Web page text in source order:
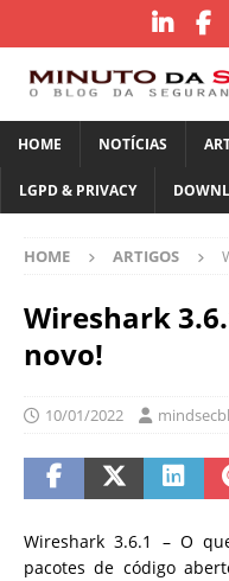
HOME NOTÍCIAS
LGPD & PRIVACY
HOME ARTIGOS
Wireshark
novo!
10/01/2022
Wireshark 3.6.1 – O
pacotes de código